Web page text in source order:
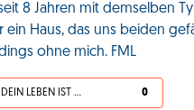
8 Jahren mit demselben
ein Haus, das uns beiden
ohne mich. FML
ICH STIMME ZU, DEIN LEBEN IST SCHEISSE 0